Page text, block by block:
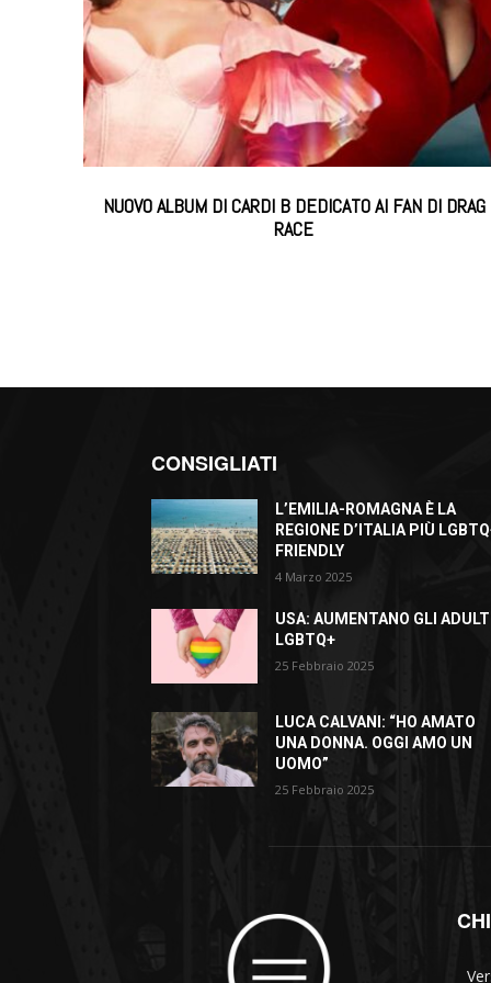
NUOVO ALBUM DI CARDI B DEDICATO AI FAN DI DRAG
RACE
CONSIGLIATI
L’EMILIA-ROMAGNA È LA
REGIONE D’ITALIA PIÙ
FRIENDLY
4 Marzo 2025
USA: AUMENTANO GLI
LGBTQ+
25 Febbraio 2025
LUCA CALVANI: “HO AMATO
UNA DONNA. OGGI AMO UN
UOMO”
25 Febbraio 2025